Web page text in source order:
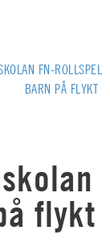
FN-ROLLSPEL
BARN PÅ FLYKT
flykt